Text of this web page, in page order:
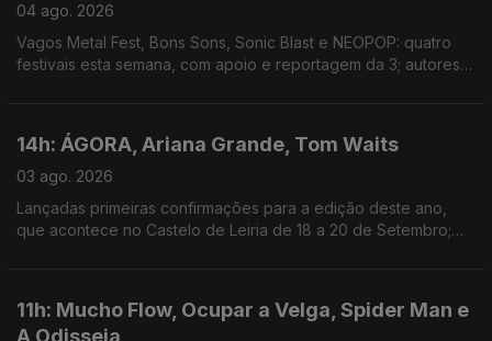
04 ago. 2026
Vagos Metal Fest, Bons Sons, Sonic Blast e NEOPOP: quatro
festivais esta semana, com apoio e reportagem da 3; autores
14h: ÁGORA, Ariana Grande, Tom Waits
03 ago. 2026
Lançadas primeiras confirmações para a edição deste ano,
que acontece no Castelo de Leiria de 18 a 20 de Setembro;
11h: Mucho Flow, Ocupar a Velga, Spider Man e
A Odisseia